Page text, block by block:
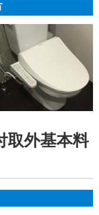
取外基本料